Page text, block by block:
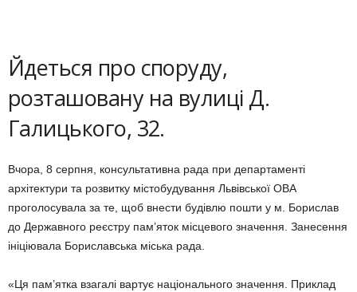
Йдеться про споруду,
розташовану на вулиці Д.
Галицького, 32.
Вчора, 8 серпня, консультативна рада при департаменті
архітектури та розвитку містобудування Львівської ОВА
проголосувала за те, щоб внести будівлю пошти у м. Борислав
до Державного реєстру пам’яток місцевого значення. Занесення
ініціювала Бориславська міська рада.
«Ця пам’ятка взагалі вартує національного значення. Приклад